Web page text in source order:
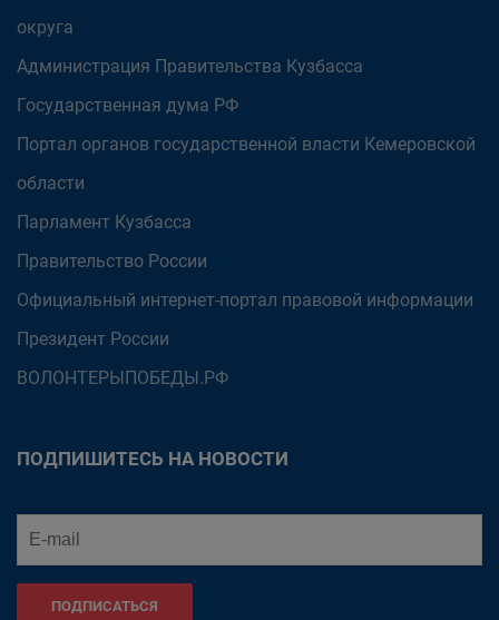
округа
Администрация Правительства Кузбасса
Государственная дума РФ
Портал органов государственной власти Кемеровской
области
Парламент Кузбасса
Правительство России
Официальный интернет-портал правовой информации
Президент России
ВОЛОНТЕРЫПОБЕДЫ.РФ
ПОДПИШИТЕСЬ НА НОВОСТИ
ПОДПИСАТЬСЯ